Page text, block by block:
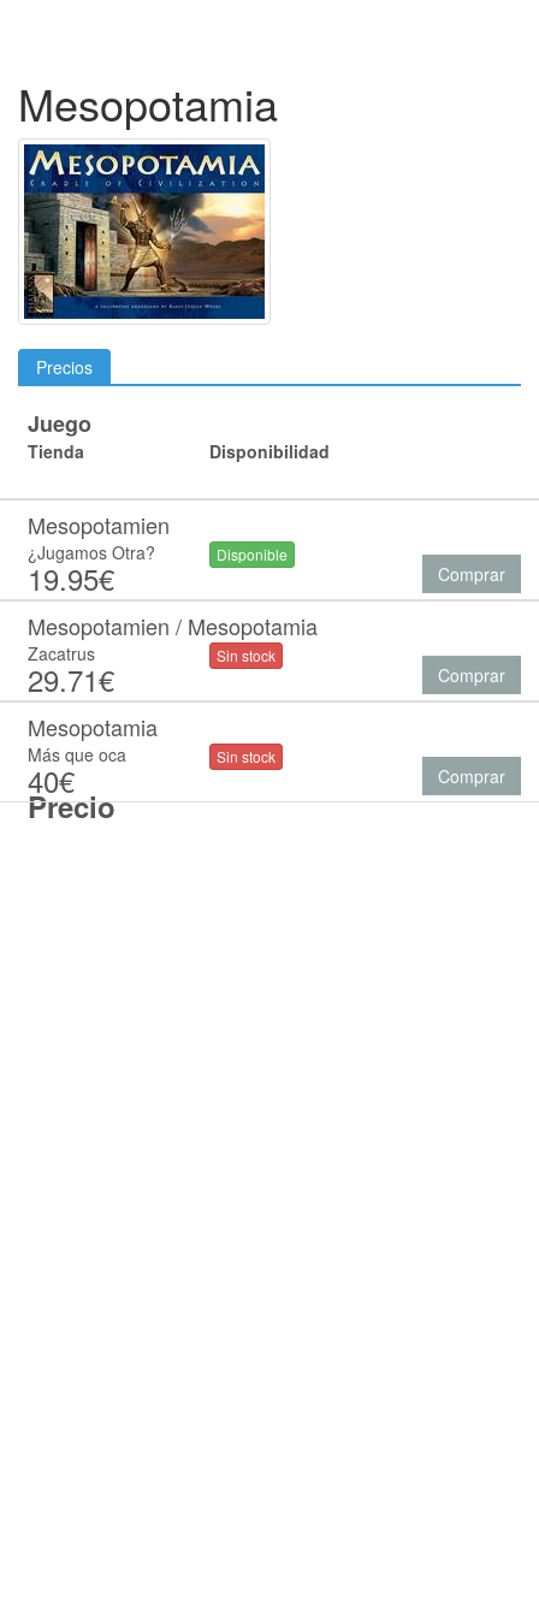
Mesopotamia
Precios
Juego
Tienda
Precio
Disponibilidad
Mesopotamien
¿Jugamos Otra?
19.95€
Disponible
Comprar
Mesopotamien / Mesopotamia
Zacatrus
29.71€
Sin stock
Comprar
Mesopotamia
Más que oca
40€
Sin stock
Comprar